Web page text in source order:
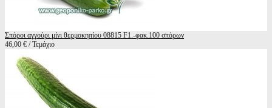
Σπόροι αγγούρι μίνι θερμοκηπίου 08815 F1.-φακ.100 σπόρων
46,00 € / Τεμάχιο